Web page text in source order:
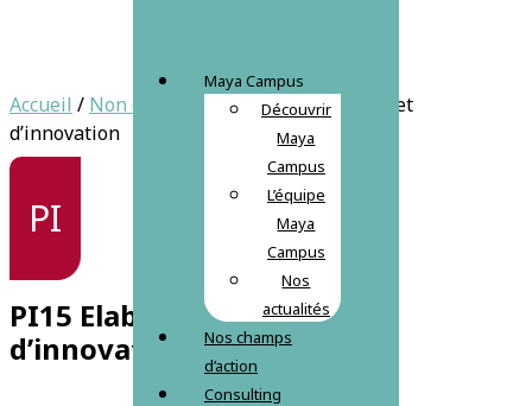
Maya Campus
Découvrir
Maya
Campus
L’équipe
Maya
Campus
Nos
actualités
Nos champs
d’action
Consulting
Accueil / Non classé
/ PI15 Elaborer un projet
d’innovation
PI
PI15 Elaborer un projet
d’innovation